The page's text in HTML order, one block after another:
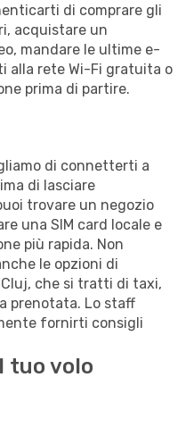
di comprare gli
acquistare un
mandare le ultime e-
alla rete Wi-Fi gratuita o
prima di partire.
di connetterti a
di lasciare
trovare un negozio
una SIM card locale e
più rapida. Non
le opzioni di
che si tratti di taxi,
prenotata. Lo staff
fornirti consigli
tuo volo